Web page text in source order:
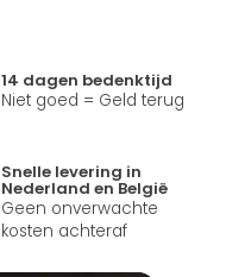
14 dagen bedenktijd
Niet goed = Geld terug
Snelle levering in
Nederland en België
Geen onverwachte
kosten achteraf